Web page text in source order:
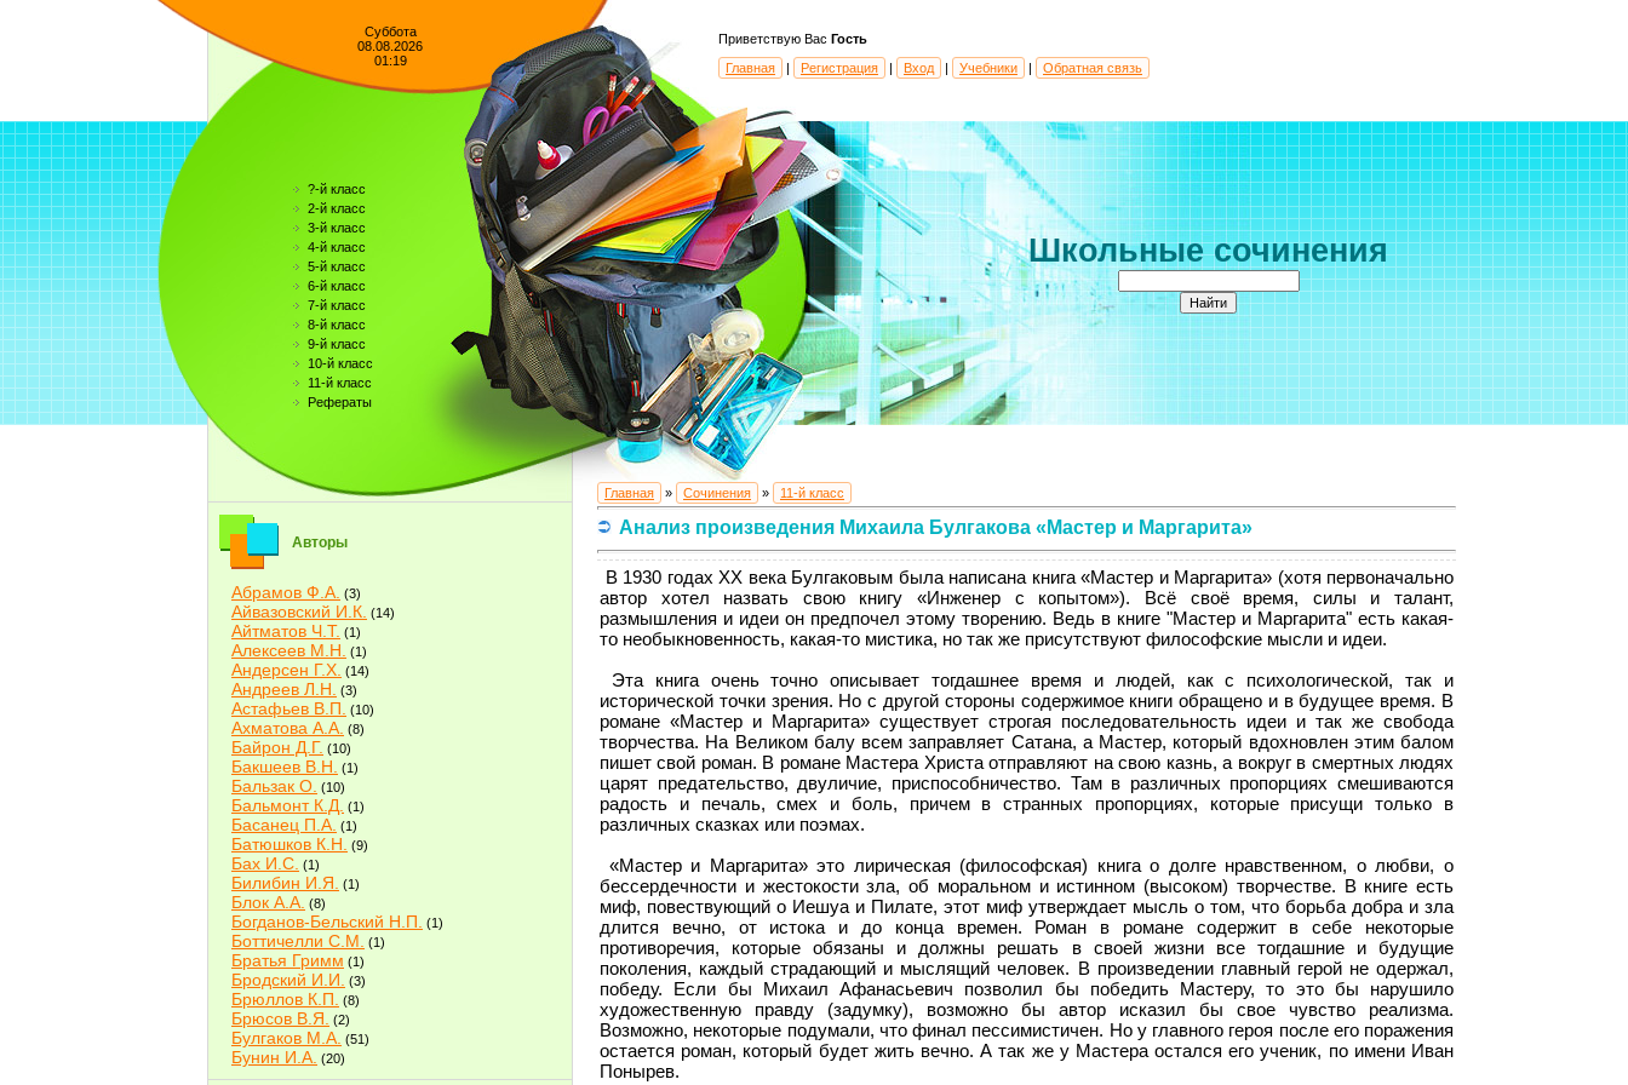
Суббота
08.08.2026
01:19
?-й класс
2-й класс
3-й класс
4-й класс
5-й класс
6-й класс
7-й класс
8-й класс
9-й класс
10-й класс
11-й класс
Рефераты
Авторы
Абрамов Ф.А. (3)
Айвазовский И.К. (14)
Айтматов Ч.Т. (1)
Алексеев М.Н. (1)
Андерсен Г.Х. (14)
Андреев Л.Н. (3)
Астафьев В.П. (10)
Ахматова А.А. (8)
Байрон Д.Г. (10)
Бакшеев В.Н. (1)
Бальзак О. (10)
Бальмонт К.Д. (1)
Басанец П.А. (1)
Батюшков К.Н. (9)
Бах И.С. (1)
Билибин И.Я. (1)
Блок А.А. (8)
Богданов-Бельский Н.П. (1)
Боттичелли С.М. (1)
Братья Гримм (1)
Бродский И.И. (3)
Брюллов К.П. (8)
Брюсов В.Я. (2)
Булгаков М.А. (51)
Бунин И.А. (20)
Быков В.В.(2)
Приветствую Вас Гость
Главная
| Регистрация | Вход | Учебники | Обратная связь
Школьные сочинения
Главная » Сочинения » 11-й класс
Анализ произведения Михаила Булгакова «Мастер и Маргарита»
В 1930 годах ХХ века Булгаковым была написана книга «Мастер и Маргарита» (хотя первоначально
автор хотел назвать свою книгу «Инженер с копытом»). Всё своё время, силы и талант,
размышления и идеи он предпочел этому творению. Ведь в книге "Мастер и Маргарита" есть какая-
то необыкновенность, какая-то мистика, но так же присутствуют философские мысли и идеи.
Эта книга очень точно описывает тогдашнее время и людей, как с психологической, так и
исторической точки зрения. Но с другой стороны содержимое книги обращено и в будущее время. В
романе «Мастер и Маргарита» существует строгая последовательность идеи и так же свобода
творчества. На Великом балу всем заправляет Сатана, а Мастер, который вдохновлен этим балом
пишет свой роман. В романе Мастера Христа отправляют на свою казнь, а вокруг в смертных людях
царят предательство, двуличие, приспособничество. Там в различных пропорциях смешиваются
радость и печаль, смех и боль, причем в странных пропорциях, которые присущи только в
различных сказках или поэмах.
«Мастер и Маргарита» это лирическая (философская) книга о долге нравственном, о любви, о
бессердечности и жестокости зла, об моральном и истинном (высоком) творчестве. В книге есть
миф, повествующий о Иешуа и Пилате, этот миф утверждает мысль о том, что борьба добра и зла
длится вечно, от истока и до конца времен. Роман в романе содержит в себе некоторые
противоречия, которые обязаны и должны решать в своей жизни все тогдашние и будущие
поколения, каждый страдающий и мыслящий человек. В произведении главный герой не одержал,
победу. Если бы Михаил Афанасьевич позволил бы победить Мастеру, то это бы нарушило
художественную правду (задумку), возможно бы автор исказил бы свое чувство реализма.
Возможно, некоторые подумали, что финал пессимистичен. Но у главного героя после его поражения
остается роман, который будет жить вечно. А так же у Мастера остался его ученик, по имени Иван
Понырев.